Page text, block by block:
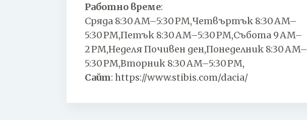
Работно време:
Сряда 8:30 AM–5:30 PM,Четвъртък 8:30 AM–
5:30 PM,Петък 8:30 AM–5:30 PM,Събота 9 AM–
2 PM,Неделя Почивен ден,Понеделник 8:30 AM–
5:30 PM,Вторник 8:30 AM–5:30 PM,
Сайт: https://www.stibis.com/dacia/